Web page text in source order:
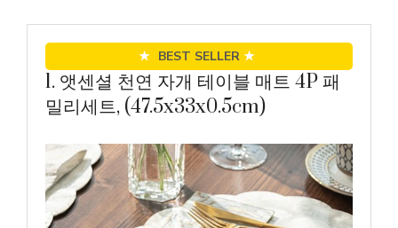
★ BEST SELLER ★
1. 앳센셜 천연 자개 테이블 매트 4P 패
밀리세트, (47.5x33x0.5cm)